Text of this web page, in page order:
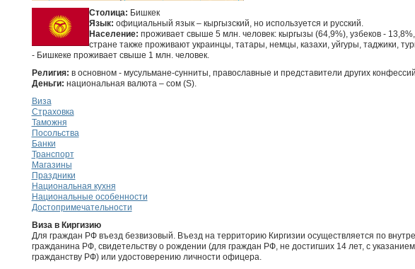
Столица: Бишкек
Язык: официальный язык – кыргызский, но используется и русский.
Население: проживает свыше 5 млн. человек: кыргызы (64,9%), узбеков - 13,8%,
стране также проживают украинцы, татары, немцы, казахи, уйгуры, таджики,
- Бишкеке проживает свыше 1 млн. человек.
Религия: в основном - мусульмане-сунниты, православные и представители других
Деньги: национальная валюта – сом (S).
Виза
Страховка
Таможня
Посольства
Банки
Транспорт
Магазины
Праздники
Национальная кухня
Национальные особенности
Достопримечательности
Виза в Киргизию
Для граждан РФ въезд безвизовый. Въезд на территорию Киргизии осуществляется по
гражданина РФ, свидетельству о рождении (для граждан РФ, не достигших 14 лет, с
гражданству РФ) или удостоверению личности офицера.